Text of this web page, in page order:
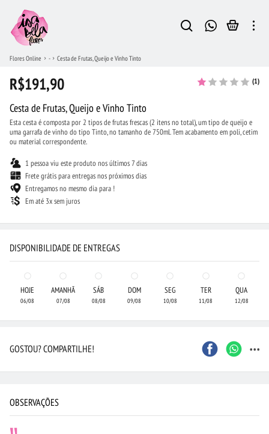
Flores Online - Cesta de Frutas, Queijo e Vinho Tinto
R$191,90 (1)
Cesta de Frutas, Queijo e Vinho Tinto
Esta cesta é composta por 2 tipos de frutas frescas (2 itens no total), um tipo de queijo e
uma garrafa de vinho do tipo Tinto, no tamanho de 750ml. Tem acabamento em poli, cetim
ou material correspondente.
1 pessoa viu este produto nos últimos 7 dias
Frete grátis para entregas nos próximos dias
Entregamos no mesmo dia para !
Em até 3x sem juros
DISPONIBILIDADE DE ENTREGAS
HOJE
06/08
AMANHÃ
07/08
SÁB
08/08
DOM
09/08
SEG
10/08
TER
11/08
QUA
12/08
GOSTOU? COMPARTILHE! ...
OBSERVAÇÕES